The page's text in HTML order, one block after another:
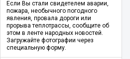
Если Вы стали свидетелем аварии,
пожара, необычного погодного
явления, провала дороги или
прорыва теплотрассы, сообщите об
этом в ленте народных новостей.
Загружайте фотографии через
специальную форму.